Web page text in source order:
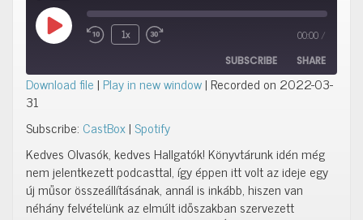
Play EpisodeRewind 10 Seconds
1x Fast Forward 10 seconds 00:00 /
SUBSCRIBE SHARE
RSS FEED
EMBED
Download file | Play in new window| Recorded on 2022-03-
31
Subscribe: CastBox|Spotify
Kedves Olvasók, kedves Hallgatók! Könyvtárunk idén még
nem jelentkezett podcasttal, így éppen itt volt az ideje egy
új műsor összeállításának, annál is inkább, hiszen van
néhány felvételünk az elmúlt időszakban szervezett